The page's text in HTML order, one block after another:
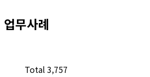
업무사례
Total 3,757